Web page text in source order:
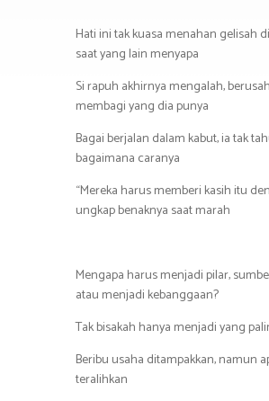
Hati ini tak kuasa menahan gelisah
saat yang lain menyapa
Si rapuh akhirnya mengalah,
membagi yang dia punya
Bagai berjalan dalam kabut, ia tak
bagaimana caranya
“Mereka harus memberi kasih itu
ungkap benaknya saat marah
Mengapa harus menjadi pilar,
atau menjadi kebanggaan?
Tak bisakah hanya menjadi yang
Beribu usaha ditampakkan, namun
teralihkan